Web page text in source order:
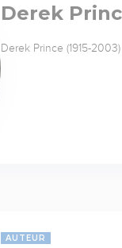
Derek
Derek Prince (1915-
AUTEUR